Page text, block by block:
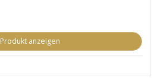
Produkt anzeigen